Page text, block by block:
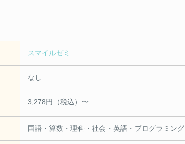
スマイルゼミ
なし
3,278円（税込）〜
国語・算数・理科・社会・英語・プログラミング